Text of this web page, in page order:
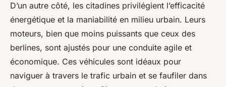
D’un autre côté, les citadines privilégient l’efficacité
énergétique et la maniabilité en milieu urbain. Leurs
moteurs, bien que moins puissants que ceux des
berlines, sont ajustés pour une conduite agile et
économique. Ces véhicules sont idéaux pour
naviguer à travers le trafic urbain et se faufiler dans